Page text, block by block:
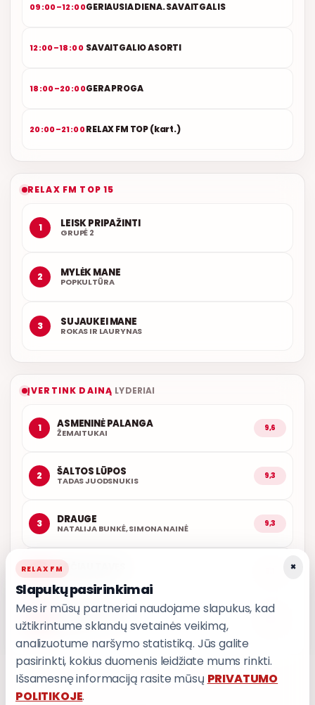
09:00–12:00GERIAUSIA DIENA. SAVAITGALIS
12:00–18:00 SAVAITGALIO ASORTI
18:00–20:00GERA PROGA
20:00–21:00RELAX FM TOP (kart.)
RELAX FM TOP 15
1 LEISK PRIPAŽINTI
GRUPĖ 2
2 MYLĖK MANE
POPKULTŪRA
3 SUJAUKEI MANE
ROKAS IR LAURYNAS
ĮVERTINK DAINĄ LYDERIAI
1 ASMENINĖ PALANGA
ŽEMAITUKAI 9,6
2 ŠALTOS LŪPOS
TADAS JUODSNUKIS 9,3
3 DRAUGE
NATALIJA BUNKĖ, SIMONA NAINĖ 9,3
4 ARČIAU TAVĘS
AŠ ATVAŽIUOJU
KARALIAI
×
RELAX FM
Slapukų pasirinkimai
Mes ir mūsų partneriai naudojame slapukus, kad
užtikrintume sklandų svetainės veikimą,
analizuotume naršymo statistiką. Jūs galite
pasirinkti, kokius duomenis leidžiate mums rinkti.
Išsamesnę informaciją rasite mūsų PRIVATUMO
POLITIKOJE.